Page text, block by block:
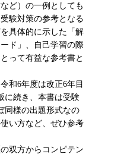
ど）の一例としても
験対策の参考となる
具体的に示した「解
ド」、自己学習の際
って有益な参考書と
和6年度は改正6年目
に続き、本書は受験
様の出題形式なの
い方など、ぜひ参考
双方からコンピテン